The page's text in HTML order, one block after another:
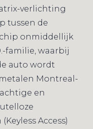
verlichting
tussen de
onmiddellijk
familie, waarbij
auto wordt
Montreal-
en
Access)